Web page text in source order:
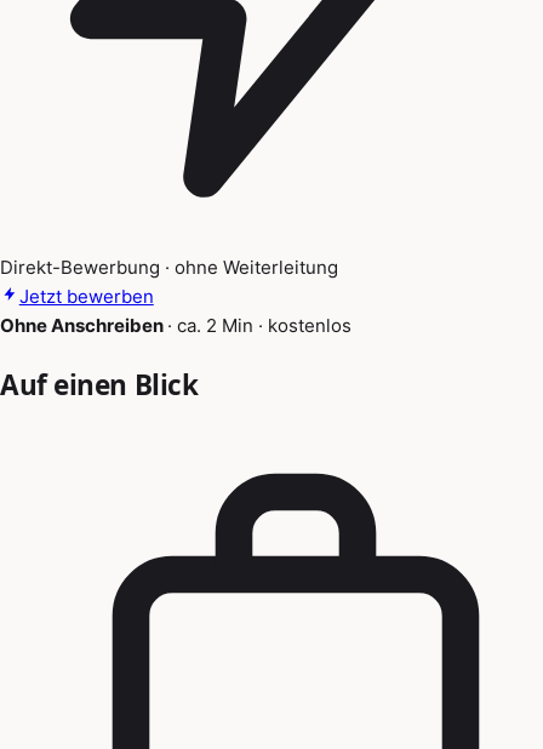
Direkt-Bewerbung · ohne Weiterleitung
Jetzt bewerben
Ohne Anschreiben · ca. 2 Min · kostenlos
Auf einen Blick